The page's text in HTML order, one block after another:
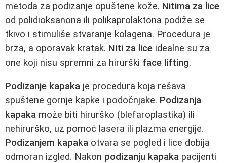
metoda za podizanje opuštene kože. Nitima za lice
od polidioksanona ili polikaprolaktona podiže se
tkivo i stimuliše stvaranje kolagena. Procedura je
brza, a oporavak kratak. Niti za lice idealne su za
one koji nisu spremni za hirurški face lifting.
Podizanje kapaka je procedura koja rešava
spuštene gornje kapke i podočnjake. Podizanja
kapaka može biti hirurško (blefaroplastika) ili
nehirurško, uz pomoć lasera ili plazma energije.
Podizanjem kapaka otvara se pogled i lice dobija
odmoran izgled. Nakon podizanju kapaka pacijenti